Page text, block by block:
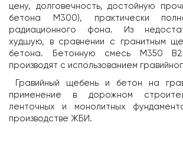
цену, долговечность, достойную
бетона М300), практически
радиационного фона. Из
худшую, в сравнении с гранитным
бетона. Бетонную смесь М350
производят с использованием
Гравийный щебень и бетон на
применение в дорожном
ленточных и монолитных
производстве ЖБИ.